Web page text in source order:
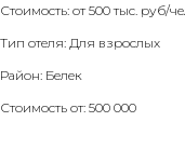
Стоимость: от 500 тыс. руб/
Тип отеля: Для взрослых
Район: Белек
Стоимость от: 500 000